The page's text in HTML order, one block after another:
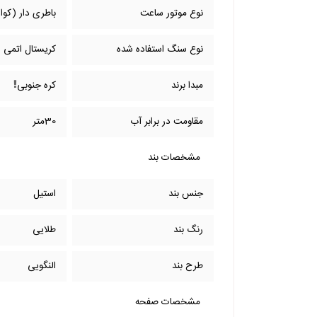
نوع موتور ساعت باطری دار
نوع سنگ استفاده شده کریستال اتمی
مبدا برند کره جنوبی
مقاومت در برابر آب 30متر
مشخصات بند
جنس بند استیل
رنگ بند طلایی
طرح بند النگویی
مشخصات صفحه